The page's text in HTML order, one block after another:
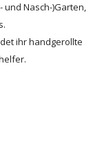
und Nasch-)Garten,
ihr handgerollte